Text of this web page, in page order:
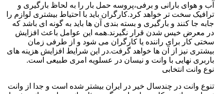
آب و هوای بارانی و برفی،پروسه حمل بار را به لحاظ بارگیری و
ترافیک سخت تر خواهد کرد.کارگران باید با احتیاط بیشتری لوازم را
جابه جا کنند و بارگیری و بسته بندی آن ها باید به گونه ای باشد که
در معرض خیس شدن قرار نگیرند.همه این عوامل باعث افزایش
سختی کار برای راننده یا کارگران می شود و از طرفی زمان
بیشتری نیز از آن ها خواهد گرفت.در این شرایط افزایش هزینه های
باربری نهایی با وانت و نیسان در عسلویه امری طبیعی است.
نوع وانت انتخابی
تنوع وانت در چندسال خیر در ایران بیشتر شده است و جدا از وانت